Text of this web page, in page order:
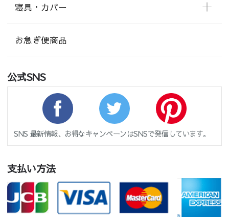
寝具・カバー
お急ぎ便商品
公式SNS
SNS 最新情報、お得なキャンペーンはSNSで発信しています。
支払い方法